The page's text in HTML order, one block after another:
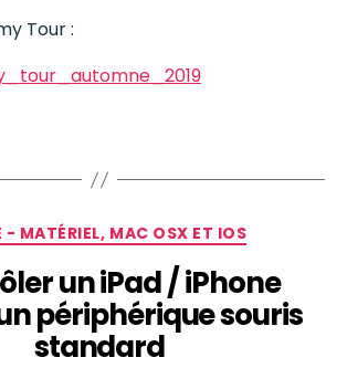
Tour :
- MATÉRIEL, MAC OSX ET IOS
un iPad / iPhone
périphérique souris
standard